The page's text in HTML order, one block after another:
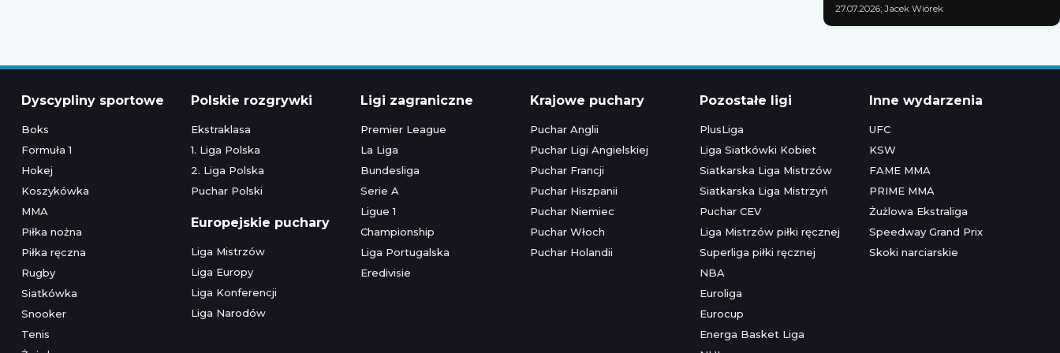
27.07.2026; Jacek Wiórek
Dyscypliny sportowe
Boks
Formuła 1
Hokej
Koszykówka
MMA
Piłka nożna
Piłka ręczna
Rugby
Siatkówka
Snooker
Tenis
Polskie rozgrywki
Ekstraklasa
1. Liga Polska
2. Liga Polska
Puchar Polski
Europejskie puchary
Liga Mistrzów
Liga Europy
Liga Konferencji
Liga Narodów
Ligi zagraniczne
Premier League
La Liga
Bundesliga
Serie A
Ligue 1
Championship
Liga Portugalska
Eredivisie
Krajowe puchary
Puchar Anglii
Puchar Ligi Angielskiej
Puchar Francji
Puchar Hiszpanii
Puchar Niemiec
Puchar Włoch
Puchar Holandii
Pozostałe ligi
PlusLiga
Liga Siatkówki Kobiet
Siatkarska Liga Mistrzów
Siatkarska Liga Mistrzyń
Puchar CEV
Liga Mistrzów piłki ręcznej
Superliga piłki ręcznej
NBA
Euroliga
Eurocup
Energa Basket Liga
Inne wydarzenia
UFC
KSW
FAME MMA
PRIME MMA
Żużlowa Ekstraliga
Speedway Grand Prix
Skoki narciarskie